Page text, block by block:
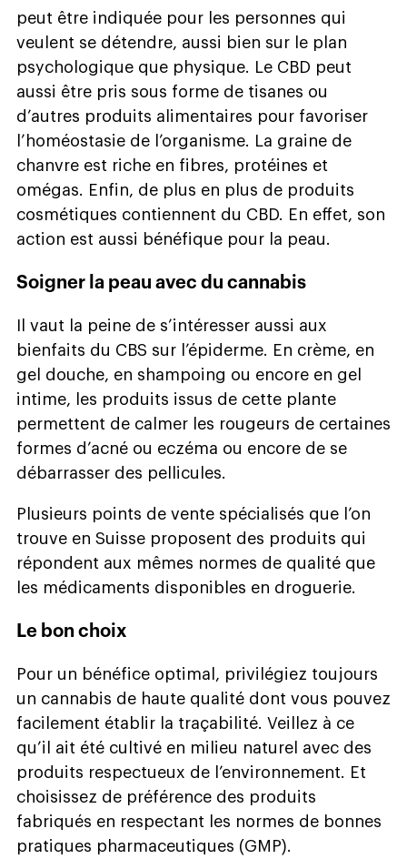
peut être indiquée pour les personnes qui
veulent se détendre, aussi bien sur le plan
psychologique que physique. Le CBD peut
aussi être pris sous forme de tisanes ou
d’autres produits alimentaires pour favoriser
l’homéostasie de l’organisme. La graine de
chanvre est riche en fibres, protéines et
omégas. Enfin, de plus en plus de produits
cosmétiques contiennent du CBD. En effet, son
action est aussi bénéfique pour la peau.
Soigner la peau avec du cannabis
Il vaut la peine de s’intéresser aussi aux
bienfaits du CBS sur l’épiderme. En crème, en
gel douche, en shampoing ou encore en gel
intime, les produits issus de cette plante
permettent de calmer les rougeurs de certaines
formes d’acné ou eczéma ou encore de se
débarrasser des pellicules.
Plusieurs points de vente spécialisés que l’on
trouve en Suisse proposent des produits qui
répondent aux mêmes normes de qualité que
les médicaments disponibles en droguerie.
Le bon choix
Pour un bénéfice optimal, privilégiez toujours
un cannabis de haute qualité dont vous pouvez
facilement établir la traçabilité. Veillez à ce
qu’il ait été cultivé en milieu naturel avec des
produits respectueux de l’environnement. Et
choisissez de préférence des produits
fabriqués en respectant les normes de bonnes
pratiques pharmaceutiques (GMP).